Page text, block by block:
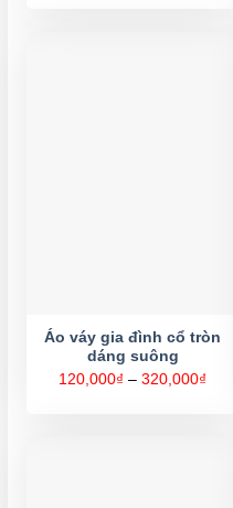
Áo váy gia đình cổ tròn
dáng suông
120,000₫ – 320,000₫